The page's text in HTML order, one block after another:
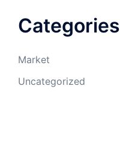
Categories
Market
Uncategorized